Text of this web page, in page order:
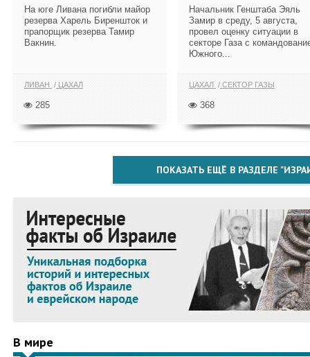
На юге Ливана погибли майор
резерва Харель Биреншток и
прапорщик резерва Тамир
Вакнин.
ЛИВАН ЦАХАЛ
285
Начальник Генштаба Эяль
Замир в среду, 5 августа,
провел оценку ситуации в
секторе Газа с
Южного...
ЦАХАЛ СЕКТОР ГАЗЫ
368
ПОКАЗАТЬ ЕЩЁ В РАЗДЕЛЕ
В мире